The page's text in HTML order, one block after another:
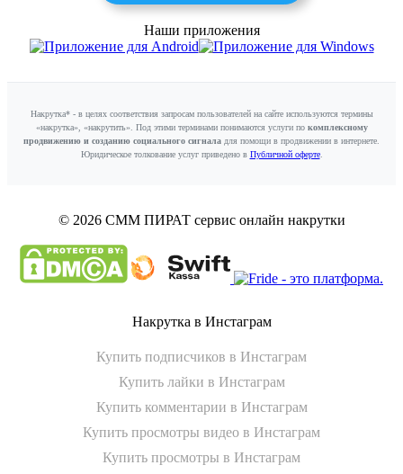
Наши приложения
Накрутка* - в целях соответствия запросам пользователей на сайте используются термины
«накрутка», «накрутить». Под этими терминами понимаются услуги по комплексному
продвижению и созданию социального сигнала для помощи в продвижении в интернете.
Юридическое толкование услуг приведено в Публичной оферте.
© 2026 СММ ПИРАТ сервис онлайн накрутки
Накрутка в Инстаграм
Купить подписчиков в Инстаграм
Купить лайки в Инстаграм
Купить комментарии в Инстаграм
Купить просмотры видео в Инстаграм
Купить просмотры в Инстаграм